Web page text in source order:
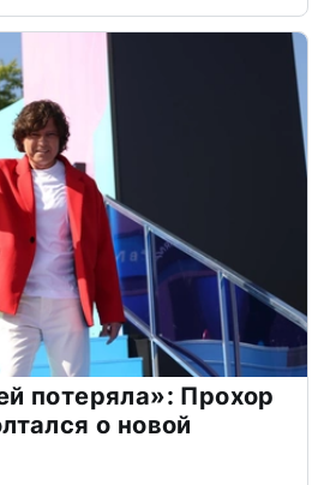
потеряла»: Прохор
о новой